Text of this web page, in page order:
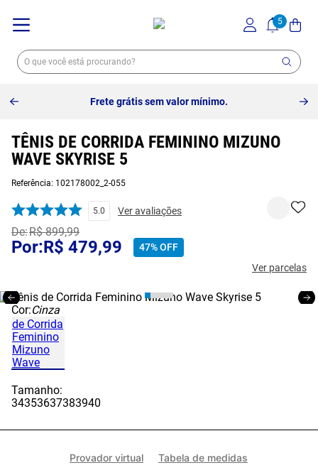
Frete grátis sem valor mínimo.
TÊNIS DE CORRIDA FEMININO MIZUNO
WAVE SKYRISE 5
Referência: 102178002_2-055
5.0 Ver avaliações
R$ 899,99
R$ 479,99 47%OFF
Ver parcelas
Cor:Cinza
Tamanho:
34353637383940
Provador virtual Tabela de medidas